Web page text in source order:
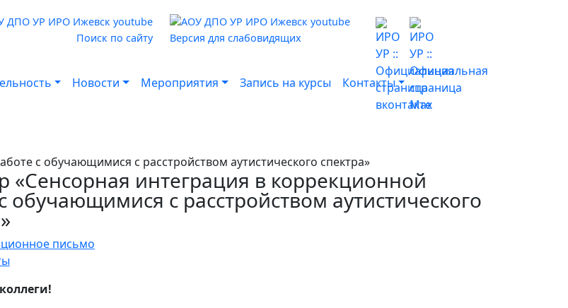
Поиск по сайту Версия для слабовидящих
Новости Мероприятия Запись на курсы
Контакты
с обучающимися с расстройством аутистического спектра»
«Сенсорная интеграция в коррекционной
обучающимися с расстройством аутистического
письмо